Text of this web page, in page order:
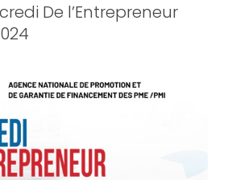
De l’Entrepreneur